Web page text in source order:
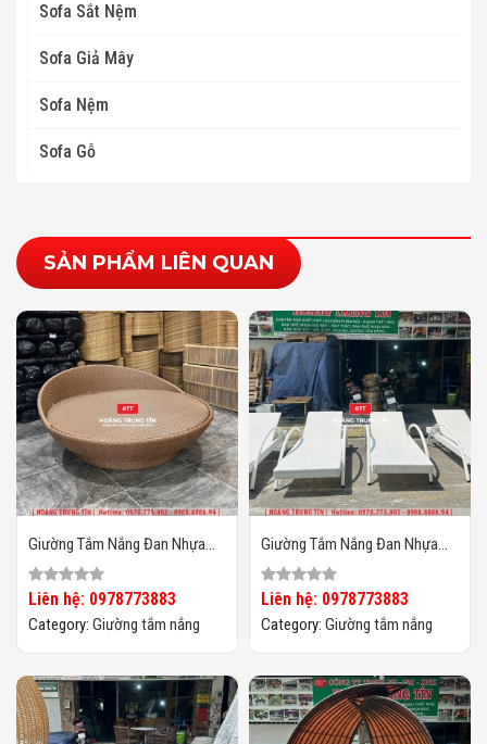
Sofa Sắt Nệm
Sofa Giả Mây
Sofa Nệm
Sofa Gỗ
SẢN PHẨM LIÊN QUAN
Giường Tắm Nắng Đan Nhựa
Giả Mây HTT031
Liên hệ: 0978773883
Category: Giường tắm nắng
Giường Tắm Nắng Đan Nhựa
Giả Mây HTT030
Liên hệ: 0978773883
Category: Giường tắm nắng